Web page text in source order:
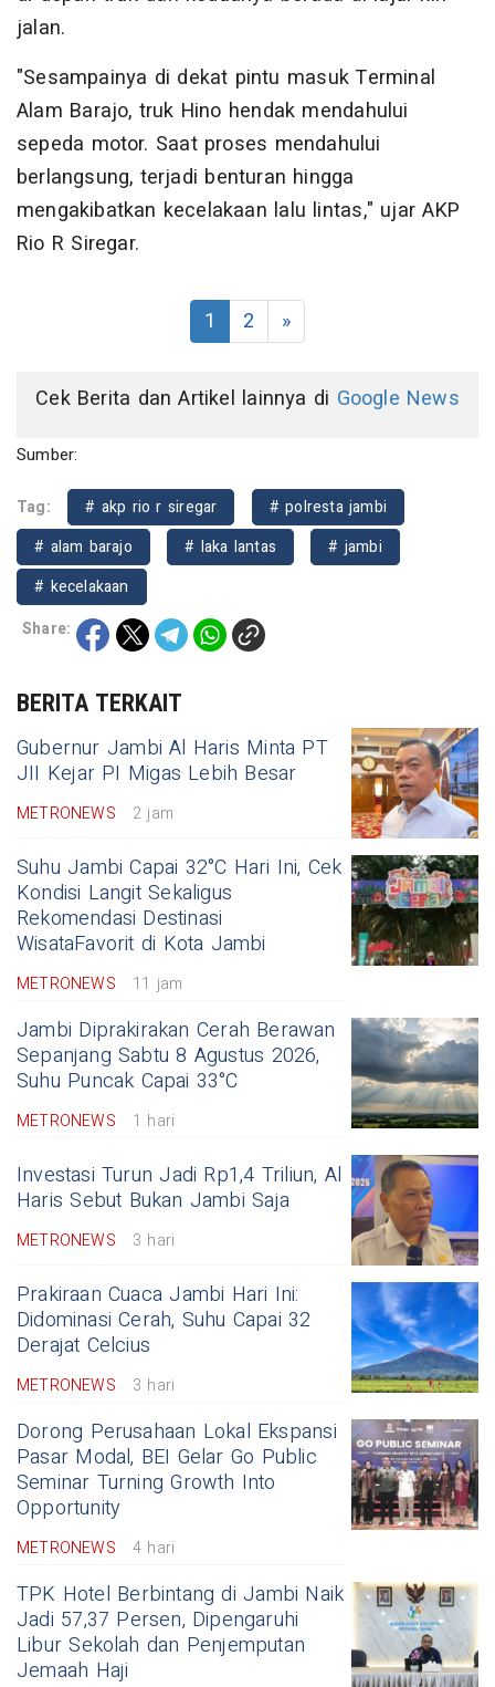
jalan.
"Sesampainya di dekat pintu masuk Terminal
Alam Barajo, truk Hino hendak mendahului
sepeda motor. Saat proses mendahului
berlangsung, terjadi benturan hingga
mengakibatkan kecelakaan lalu lintas," ujar AKP
Rio R Siregar.
1 2 »
Cek Berita dan Artikel lainnya di Google News
Sumber:
Tag: # akp rio r siregar
# polresta jambi
# alam barajo
# laka lantas
# jambi
# kecelakaan
Share:
BERITA TERKAIT
Gubernur Jambi Al Haris Minta PT
JII Kejar PI Migas Lebih Besar
METRONEWS 2 jam
Suhu Jambi Capai 32°C Hari Ini, Cek
Kondisi Langit Sekaligus
Rekomendasi Destinasi
WisataFavorit di Kota Jambi
METRONEWS 11 jam
Jambi Diprakirakan Cerah Berawan
Sepanjang Sabtu 8 Agustus 2026,
Suhu Puncak Capai 33°C
METRONEWS 1 hari
Investasi Turun Jadi Rp1,4 Triliun, Al
Haris Sebut Bukan Jambi Saja
METRONEWS 3 hari
Prakiraan Cuaca Jambi Hari Ini:
Didominasi Cerah, Suhu Capai 32
Derajat Celcius
METRONEWS 3 hari
Dorong Perusahaan Lokal Ekspansi
Pasar Modal, BEI Gelar Go Public
Seminar Turning Growth Into
Opportunity
METRONEWS 4 hari
TPK Hotel Berbintang di Jambi Naik
Jadi 57,37 Persen, Dipengaruhi
Libur Sekolah dan Penjemputan
Jemaah Haji